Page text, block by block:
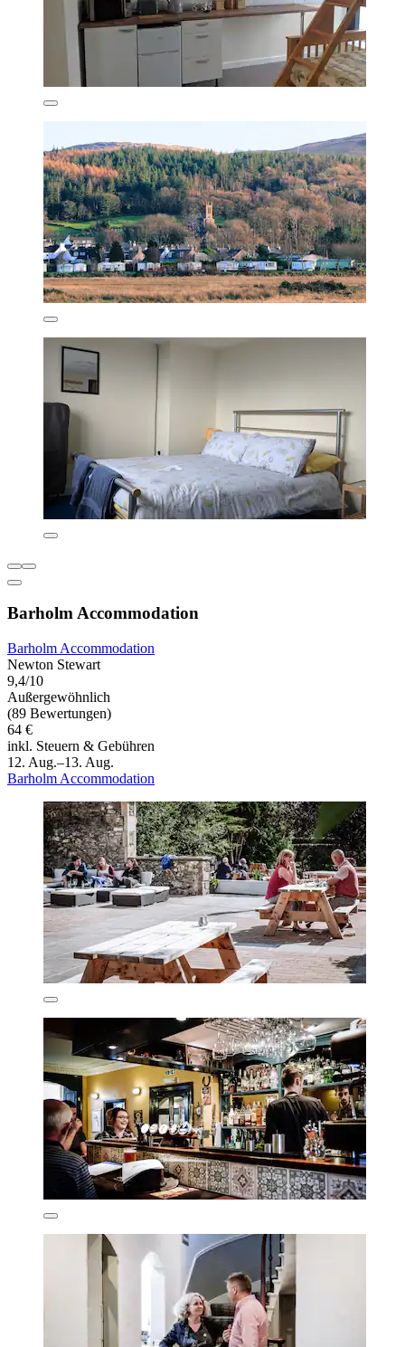
Barholm Accommodation
Barholm Accommodation
Newton Stewart
9,4/10
Außergewöhnlich
(89 Bewertungen)
64 €
inkl. Steuern & Gebühren
12. Aug.–13. Aug.
Barholm Accommodation